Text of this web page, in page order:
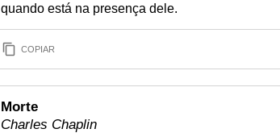
quando está na presença dele.
COPIAR
Morte
Charles Chaplin